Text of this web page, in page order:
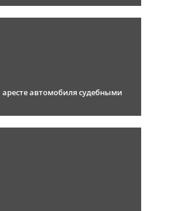
аресте автомобиля судебными